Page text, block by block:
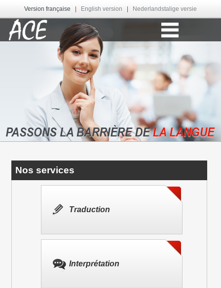
Version française English version Nederlandstalige versie
Nos services
Traduction
Interprétation